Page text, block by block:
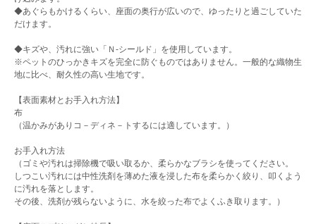
◆あぐらもかけるくらい、座面の奥行が広いので、ゆったりと過ごしていた
だけます。
◆キズや、汚れに強い「Ｎ-シールド」を使用しています。
※ペットのひっかきキズを完全に防ぐものではありません。一般的な織物生
地に比べ、耐久性の高い生地です。
【表面素材とお手入れ方法】
布
（温かみがありコ－ディネ－トするには適しています。）
お手入れ方法
（ゴミや汚れは掃除機で吸い取るか、柔らかなブラシを使ってください。
しつこい汚れには中性洗剤を薄めた液を浸した布を柔らかく絞り、叩くよう
に汚れを落とします。
その後、洗剤が残らないように、水を絞った布でよくふき取ります。）